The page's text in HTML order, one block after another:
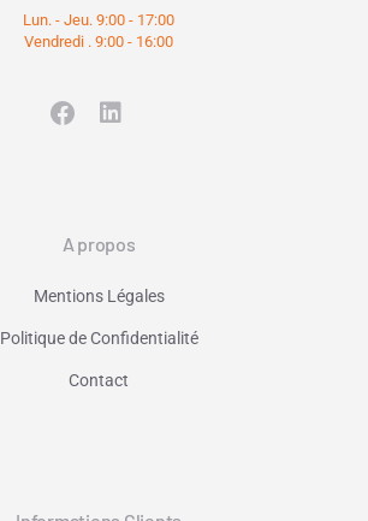
Lun. - Jeu. 9:00 - 17:00
Vendredi . 9:00 - 16:00
A propos
Mentions Légales
Politique de Confidentialité
Contact